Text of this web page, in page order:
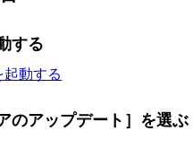
する
起動する
のアップデート ］を選ぶ